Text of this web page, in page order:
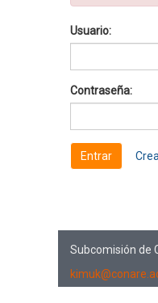
Usuario:
Contraseña:
Subcomisión de